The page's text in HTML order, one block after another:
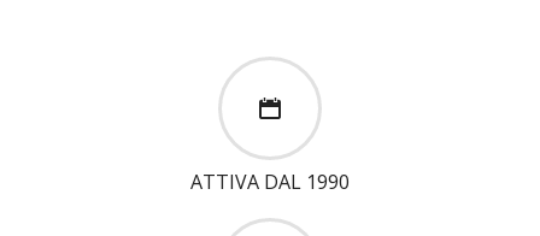
ATTIVA DAL 1990